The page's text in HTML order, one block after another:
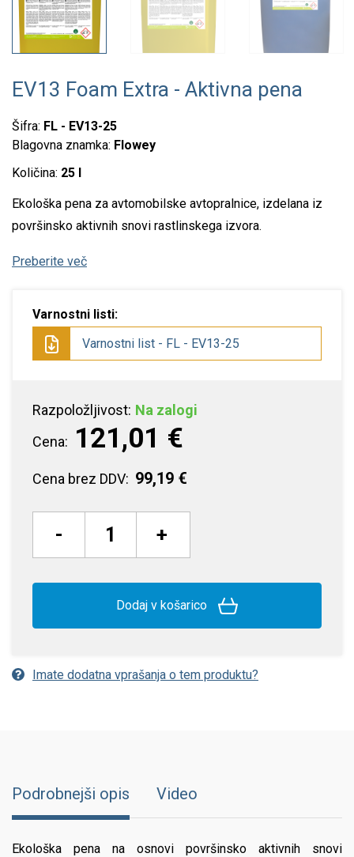
EV13 Foam Extra - Aktivna pena
Šifra: FL - EV13-25
Blagovna znamka: Flowey
Količina: 25 l
Ekološka pena za avtomobilske avtopralnice, izdelana iz
površinsko aktivnih snovi rastlinskega izvora.
Preberite več
Varnostni listi:
Varnostni list - FL - EV13-25
Razpoložljivost: Na zalogi
Cena: 121,01 €
Cena brez DDV: 99,19 €
- +
Dodaj v košarico
Imate dodatna vprašanja o tem produktu?
Podrobnejši opis Video
Ekološka pena na osnovi površinsko aktivnih snovi